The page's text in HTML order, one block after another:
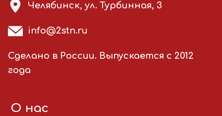
Челябинск, ул. Турбинная, 3
info@2stn.ru
Сделано в России. Выпускается с 2012
года
О нас